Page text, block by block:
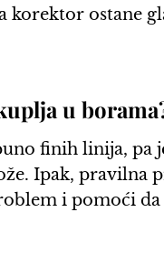
ostane
u
finih linija, pa
Ipak, pravilna
i pomoći